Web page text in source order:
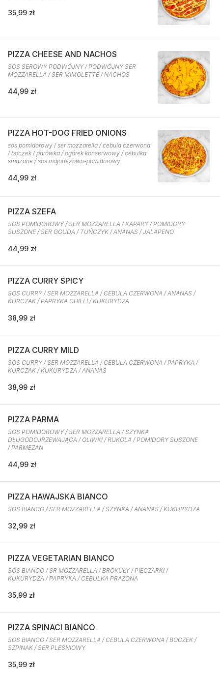
35,99 zł
PIZZA CHEESE AND NACHOS
SOS SEROWY PODWÓJNY / PODWÓJNY SER
MOZZARELLA / SER MIMOLETTE / NACHOS
44,99 zł
PIZZA HOT-DOG FRIED ONIONS
sos pomidorowy / ser mozzarella / cebula czerwona
/ boczek / parówka / ogórek konserwowy / cebulka
smażone / sos majonezowo-pomidorowy
44,99 zł
PIZZA SZEFA
SOS POMIDOROWY / SER MOZZARELLA / KAPARY / POMIDORY
SUSZONE / SER GOUDA / TUŃCZYK / ANANAS / JALAPENO
44,99 zł
PIZZA CURRY SPICY
SOS CURRY / SER MOZZARELLA / CEBULA CZERWONA / ANANAS /
KURCZAK / PAPRYKA CHILLI / KUKURYDZA
38,99 zł
PIZZA CURRY MILD
SOS CURRY / SER MOZZARELLA / CEBULA CZERWONA / PAPRYKA /
KURCZAK / KUKURYDZA / ANANAS
38,99 zł
PIZZA PARMA
SOS POMIDOROWY / SER MOZZARELLA / SZYNKA
DŁUGODOJRZEWAJĄCA / OLIWKI / RUKOLA / POMIDORY SUSZONE
/ PARMEZAN
44,99 zł
PIZZA HAWAJSKA BIANCO
SOS BIANCO / SER MOZZARELLA / SZYNKA / ANANAS / KUKURYDZA
32,99 zł
PIZZA VEGETARIAN BIANCO
SOS BIANCO / SR MOZZARELLA / BROKUŁY / PIECZARKI /
KUKURYDZA / PAPRYKA / CEBULKA PRAŻONA
35,99 zł
PIZZA SPINACI BIANCO
SOS BIANCO / SER MOZZARELLA / CEBULA CZERWONA / BOCZEK /
SZPINAK / SER PLEŚNIOWY
35,99 zł